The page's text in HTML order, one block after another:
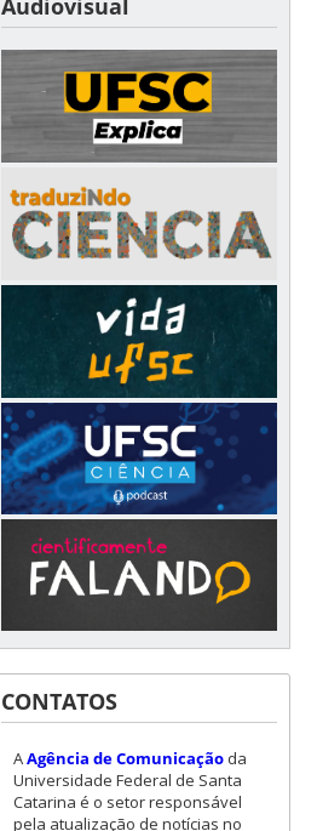
CONTATOS
AAgência de Comunicaçãoda
Universidade Federal de Santa
Catarina é o setor responsável
pela atualização de notícias no